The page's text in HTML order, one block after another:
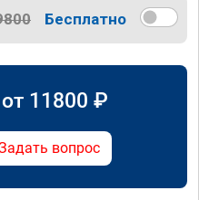
Бесплатно
11800 ₽
вопрос